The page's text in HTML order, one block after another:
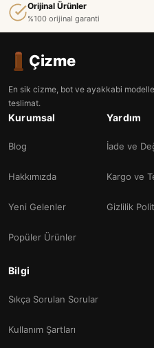
Orijinal Ürünler
%100 orijinal garanti
Çizme
En sik cizme, bot ve ayakkabi
teslimat.
Kurumsal
Blog
Hakkımızda
Yeni Gelenler
Popüler Ürünler
Yardım
İade ve
Kargo ve
Gizlilik
Bilgi
Sıkça Sorulan Sorular
Kullanım Şartları